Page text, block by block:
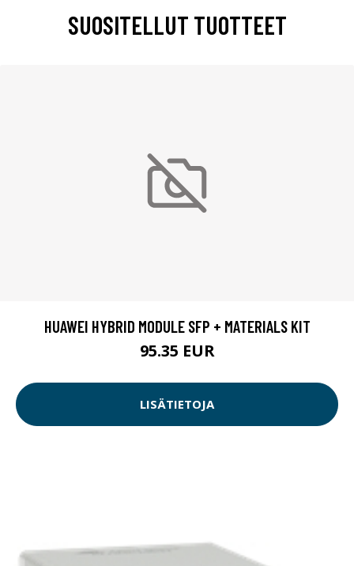
SUOSITELLUT TUOTTEET
HUAWEI HYBRID MODULE SFP + MATERIALS KIT
95.35 EUR
LISÄTIETOJA